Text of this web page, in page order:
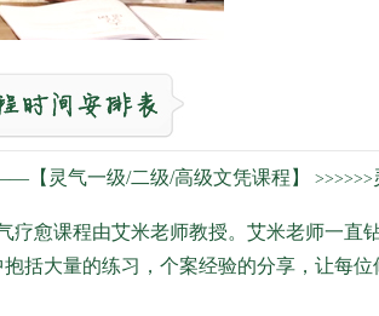
【灵气一级/二级/高级文凭课程】 >>>>>>
疗愈课程由艾米老师教授。艾米老师一直
抱括大量的练习，个案经验的分享，让每